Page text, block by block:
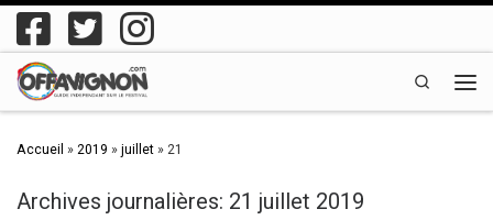
Passer au contenu
Search
Accueil » 2019 » juillet » 21
Archives journalières: 21 juillet 2019